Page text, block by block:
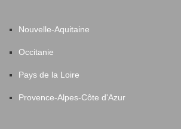
Nouvelle-Aquitaine
Occitanie
Pays de la Loire
Provence-Alpes-Côte d'Azur